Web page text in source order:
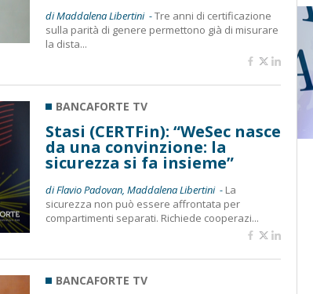
di Maddalena Libertini -Tre anni di certificazione
sulla parità di genere permettono già di misurare
la dista...
BANCAFORTE TV
Stasi (CERTFin): “WeSec nasce
da una convinzione: la
sicurezza si fa insieme”
di Flavio Padovan, Maddalena Libertini - La
sicurezza non può essere affrontata per
compartimenti separati. Richiede cooperazi...
BANCAFORTE TV